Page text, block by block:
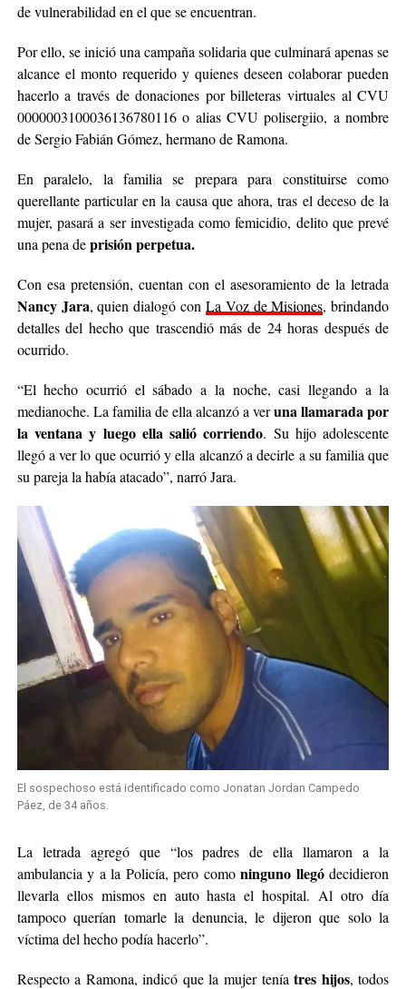
de vulnerabilidad en el que se encuentran.
Por ello, se inició una campaña solidaria que culminará apenas se
alcance el monto requerido y quienes deseen colaborar pueden
hacerlo a través de donaciones por billeteras virtuales al CVU
0000003100036136780116 o alias CVU polisergiio, a nombre
de Sergio Fabián Gómez, hermano de Ramona.
En paralelo, la familia se prepara para constituirse como
querellante particular en la causa que ahora, tras el deceso de la
mujer, pasará a ser investigada como femicidio, delito que prevé
una pena deprisión perpetua.
Con esa pretensión, cuentan con el asesoramiento de la letrada
Nancy Jara, quien dialogó con La Voz de Misiones, brindando
detalles del hecho que trascendió más de 24 horas después de
ocurrido.
“El hecho ocurrió el sábado a la noche, casi llegando a la
medianoche. La familia de ella alcanzó a veruna llamarada por
la ventana y luego ella salió corriendo. Su hijo adolescente
llegó a ver lo que ocurrió y ella alcanzó a decirle a su familia que
su pareja la había atacado”, narró Jara.
El sospechoso está identificado como Jonatan Jordan Campedo
Páez, de 34 años.
La letrada agregó que “los padres de ella llamaron a la
ambulancia y a la Policía, pero comoninguno llegódecidieron
llevarla ellos mismos en auto hasta el hospital. Al otro día
tampoco querían tomarle la denuncia, le dijeron que solo la
víctima del hecho podía hacerlo”.
Respecto a Ramona, indicó que la mujer teníatres hijos, todos